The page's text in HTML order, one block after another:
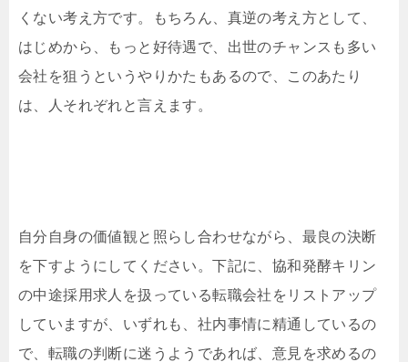
くない考え方です。もちろん、真逆の考え方として、
はじめから、もっと好待遇で、出世のチャンスも多い
会社を狙うというやりかたもあるので、このあたり
は、人それぞれと言えます。
自分自身の価値観と照らし合わせながら、最良の決断
を下すようにしてください。下記に、協和発酵キリン
の中途採用求人を扱っている転職会社をリストアップ
していますが、いずれも、社内事情に精通しているの
で、転職の判断に迷うようであれば、意見を求めるの